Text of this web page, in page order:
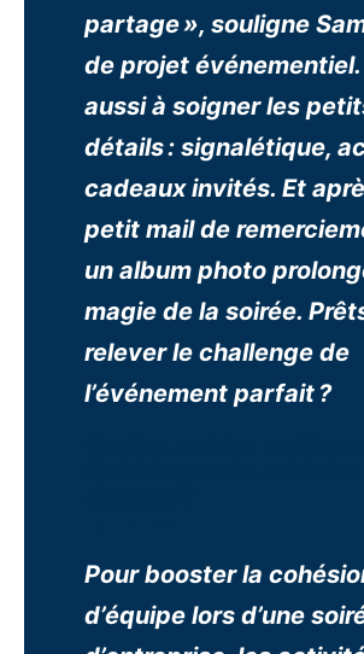
partage », souligne
de projet
aussi à soigner les
détails : signalétique,
cadeaux invités. Et
petit mail de
un album photo
magie de la soirée.
relever le challenge de
l’événement parfait ?
Pour booster la
d’équipe lors d’une